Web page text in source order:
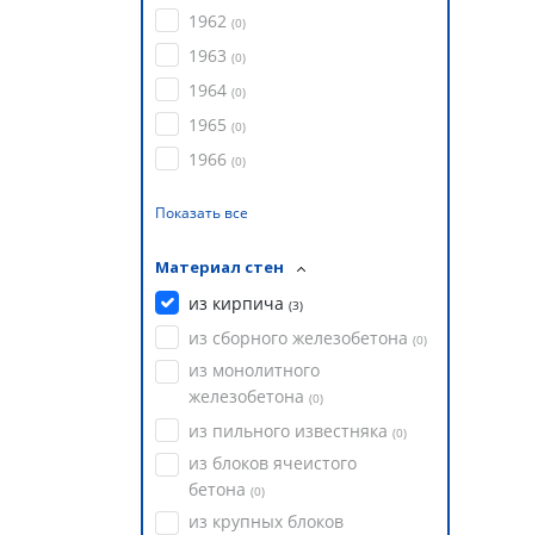
1962 (0)
1963 (0)
1964 (0)
1965 (0)
1966 (0)
Показать все
Материал стен
из кирпича (3)
из сборного железобетона (0)
из монолитного
железобетона (0)
из пильного известняка (0)
из блоков ячеистого
бетона (0)
из крупных блоков